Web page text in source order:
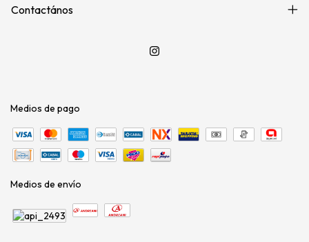
Contactános
Medios de pago
Medios de envío